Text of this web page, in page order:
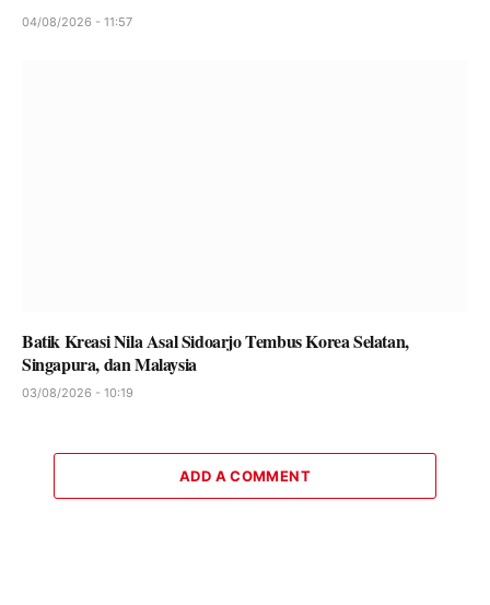
04/08/2026 - 11:57
Batik Kreasi Nila Asal Sidoarjo Tembus Korea Selatan,
Singapura, dan Malaysia
03/08/2026 - 10:19
ADD A COMMENT